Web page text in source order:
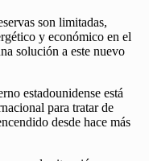
son limitadas,
y económico en el
solución a este nuevo
estadounidense está
para tratar de
desde hace más